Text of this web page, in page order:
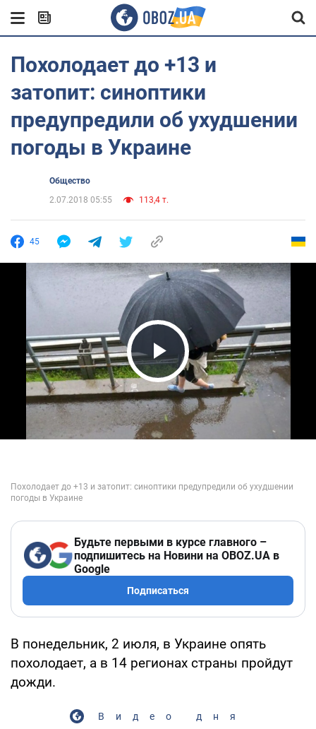
Похолодает до +13 и
затопит: синоптики
предупредили об ухудшении
погоды в Украине
Общество
2.07.2018 05:55
113,4 т.
45
Play Video
Будьте первыми в курсе главного –
подпишитесь на Новини на OBOZ.UA в
Google
Подписаться
В понедельник, 2 июля, в Украине опять
похолодает, а в 14 регионах страны пройдут
дожди.
Видео дня